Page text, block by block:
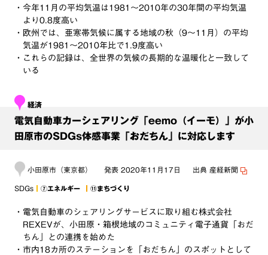
・今年11月の平均気温は1981～2010年の30年間の平均気温
より0.8度高い
・欧州では、亜寒帯気候に属する地域の秋（9～11月）の平均
気温が1981～2010年比で1.9度高い
・これらの記録は、全世界の気候の長期的な温暖化と一致して
いる
電気自動車カーシェアリング「eemo（イーモ）」が小
田原市のSDGs体感事業「おだちん」に対応します
経済
小田原市（東京都） 発表 2020年11月17日 出典 産経新聞
SDGs ⑦エネルギー ⑪まちづくり
・電気自動車のシェアリングサービスに取り組む株式会社
REXEVが、小田原・箱根地域のコミュニティ電子通貨「おだ
ちん」との連携を始めた
・市内18カ所のステーションを「おだちん」のスポットとして